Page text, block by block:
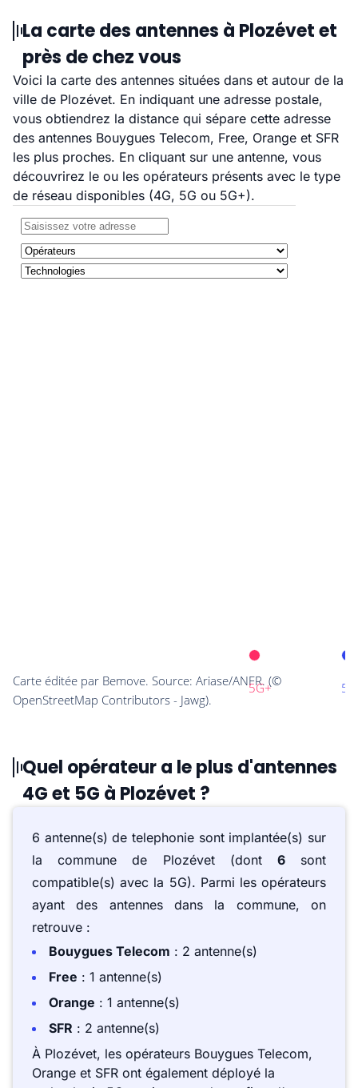
La carte des antennes à Plozévet et
près de chez vous
Voici la carte des antennes situées dans et autour de la
ville de Plozévet. En indiquant une adresse postale,
vous obtiendrez la distance qui sépare cette adresse
des antennes Bouygues Telecom, Free, Orange et SFR
les plus proches. En cliquant sur une antenne, vous
découvrirez le ou les opérateurs présents avec le type
de réseau disponibles (4G, 5G ou 5G+).
Quel opérateur a le plus d'antennes
4G et 5G à Plozévet ?
6 antenne(s) de telephonie sont implantée(s) sur
la commune de Plozévet (dont 6sont
compatible(s) avec la 5G). Parmi les opérateurs
ayant des antennes dans la commune, on
retrouve :
Bouygues Telecom : 2 antenne(s)
Free : 1 antenne(s)
Orange : 1 antenne(s)
SFR : 2 antenne(s)
À Plozévet, les opérateurs Bouygues Telecom,
Orange et SFR ont également déployé la